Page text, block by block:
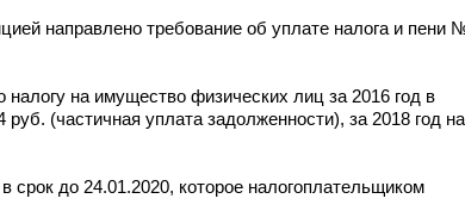
направлено требование об уплате налога и пени
на имущество физических лиц за 2016 год в
(частичная уплата задолженности), за 2018 год на
до 24.01.2020, которое налогоплательщиком